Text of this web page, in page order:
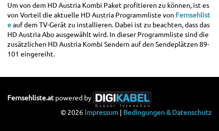
Um von dem HD Austria Kombi Paket profitieren zu können, ist es
von Vorteil die aktuelle HD Austria Programmliste von Fernsehlist
eauf dem TV-Gerät zu installieren. Dabei ist zu beachten, dass das
HD Austria Abo ausgewählt wird. In dieser Programmliste sind die
zusätzlichen HD Austria Kombi Sendern auf den Sendeplätzen 89-
101 eingereiht.
Fernsehliste.at powered by
© 2026 Impressum | Bedingungen & Datenschutz